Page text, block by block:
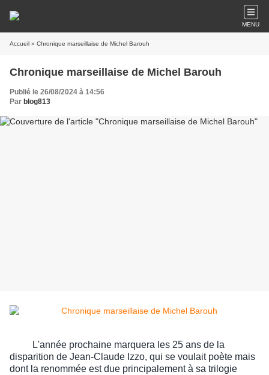
MENU
Accueil » Chronique marseillaise de Michel Barouh
Chronique marseillaise de Michel Barouh
Publié le 26/08/2024 à 14:56
Par blog813
L'année prochaine marquera les 25 ans de la
disparition de Jean-Claude Izzo, qui se voulait poète mais
dont la renommée est due principalement à sa trilogie